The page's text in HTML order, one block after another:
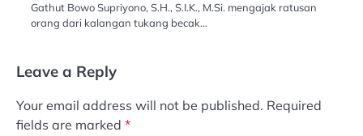
Gathut Bowo Supriyono, S.H., S.I.K., M.Si. mengajak ratusan
orang dari kalangan tukang becak…
Leave a Reply
Your email address will not be published. Required
fields are marked *